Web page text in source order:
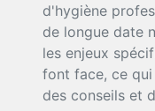
d'hygiène
de longue date
les enjeux
font face, ce
des conseils et